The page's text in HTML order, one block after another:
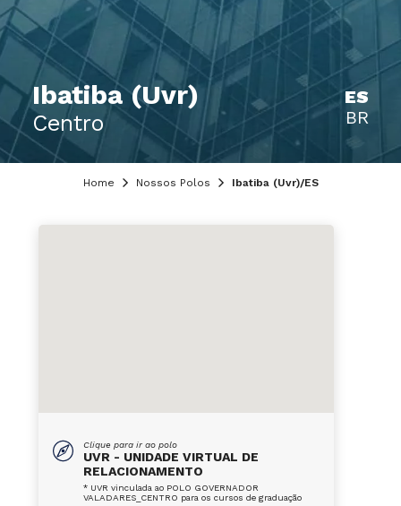
Ibatiba (Uvr)
Centro
ES
BR
Home Nossos Polos Ibatiba (Uvr)/ES
Clique para ir ao polo
UVR - UNIDADE VIRTUAL DE
RELACIONAMENTO
* UVR vinculada ao POLO GOVERNADOR
VALADARES_CENTRO para os cursos de graduação